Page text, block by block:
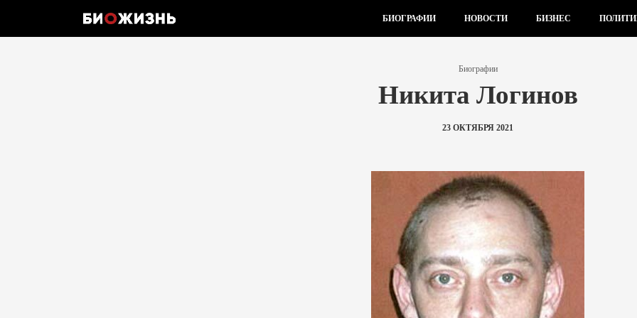
БИОГРАФИИ НОВОСТИ БИЗНЕС
Биографии
Никита Логинов
23 ОКТЯБРЯ 2021